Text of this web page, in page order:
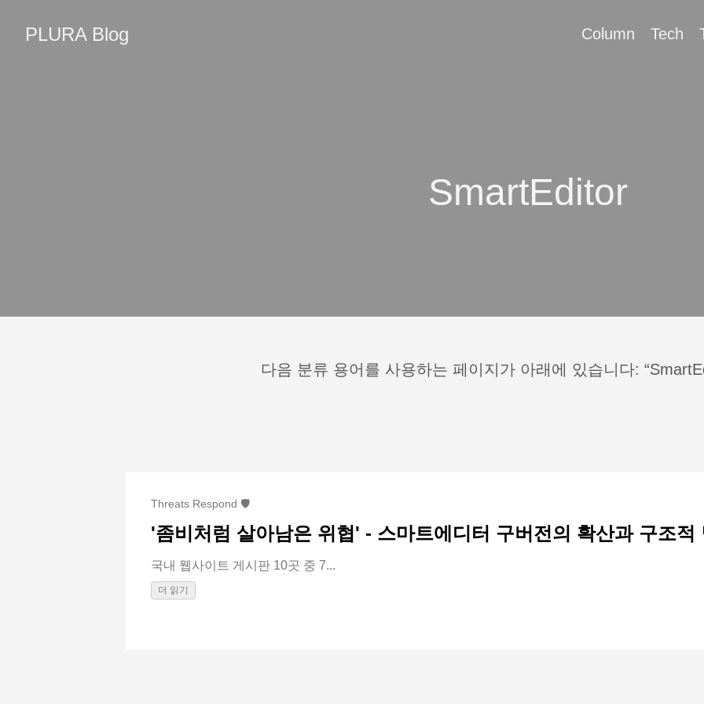
PLURA Blog Column Tech
SmartEditor
다음 분류 용어를 사용하는 페이지가 아래에 있습니다:
Threats Respond 🛡️
'좀비처럼 살아남은 위협' - 스마트에디터 구버전의 확산과 구조적
국내 웹사이트 게시판 10곳 중 7...
더 읽기